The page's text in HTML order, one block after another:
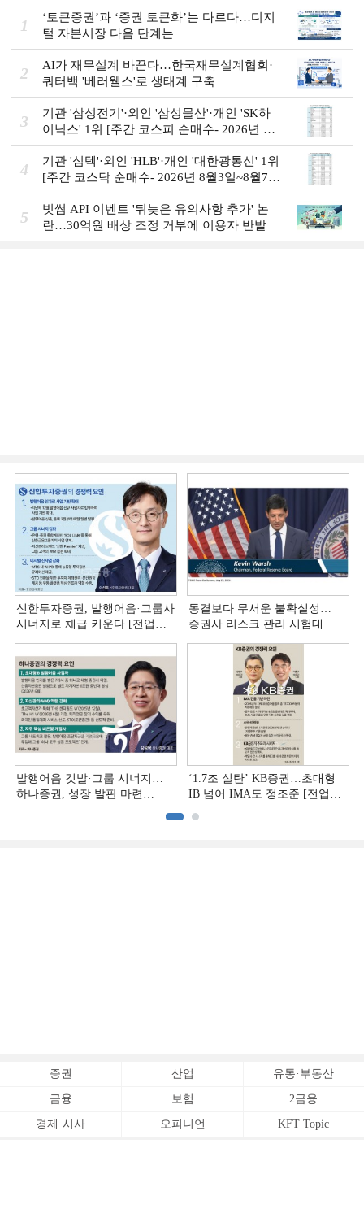
1
‘토큰증권’과 ‘증권 토큰화’는 다르다…디지
털 자본시장 다음 단계는
2
AI가 재무설계 바꾼다…한국재무설계협회·
쿼터백 '베러웰스'로 생태계 구축
3
기관 '삼성전기'·외인 '삼성물산'·개인 'SK하
이닉스' 1위 [주간 코스피 순매수- 2026년 8
월3일~8월7일]
4
기관 '심텍'·외인 'HLB'·개인 '대한광통신' 1위
[주간 코스닥 순매수- 2026년 8월3일~8월7
일]
5
빗썸 API 이벤트 '뒤늦은 유의사항 추가' 논
란…30억원 배상 조정 거부에 이용자 반발
신한투자증권, 발행어음·그룹사
시너지로 체급 키운다 [전업계
동결보다 무서운 불확실성…
증권사 리스크 관리 시험대
발행어음 깃발·그룹 시너지…
하나증권, 성장 발판 마련
‘1.7조 실탄’ KB증권…초대형
IB 넘어 IMA도 정조준 [전업계
증권 산업 유통·부동산
금융 보험 2금융
경제·시사 오피니언 KFT Topic